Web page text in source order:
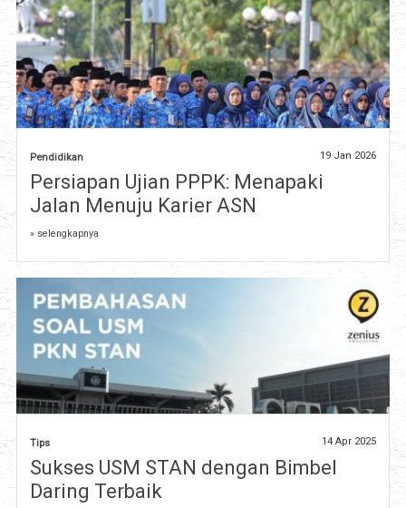
Pendidikan 19 Jan 2026
Persiapan Ujian PPPK: Menapaki
Jalan Menuju Karier ASN
» selengkapnya
Tips 14 Apr 2025
Sukses USM STAN dengan Bimbel
Daring Terbaik